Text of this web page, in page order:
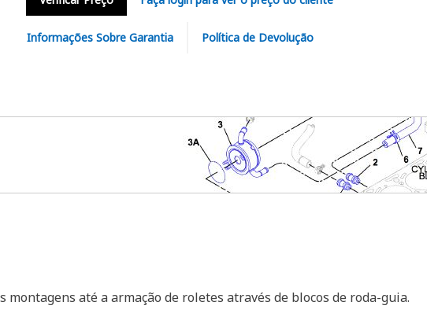
Informações Sobre Garantia Política de Devolução
até a armação de roletes através de blocos de roda-guia.